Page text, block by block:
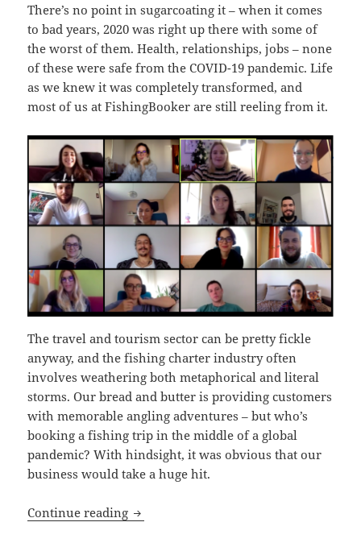
There’s no point in sugarcoating it – when it comes
to bad years, 2020 was right up there with some of
the worst of them. Health, relationships, jobs – none
of these were safe from the COVID-19 pandemic. Life
as we knew it was completely transformed, and
most of us at FishingBooker are still reeling from it.
The travel and tourism sector can be pretty fickle
anyway, and the fishing charter industry often
involves weathering both metaphorical and literal
storms. Our bread and butter is providing customers
with memorable angling adventures – but who’s
booking a fishing trip in the middle of a global
pandemic? With hindsight, it was obvious that our
business would take a huge hit.
Continue reading How We Stayed Afloat During COVID-19